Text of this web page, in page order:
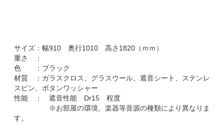
サイズ：幅910 奥行1010 高さ1820（ｍｍ）
重さ ：
色 ：ブラック
材質 ：ガラスクロス、グラスウール、遮音シート、ステンレ
スピン、ボタンワッシャー
性能 ： 遮音性能 Dr15 程度
※お部屋の環境、楽器等音源の種類により異なりま
す。